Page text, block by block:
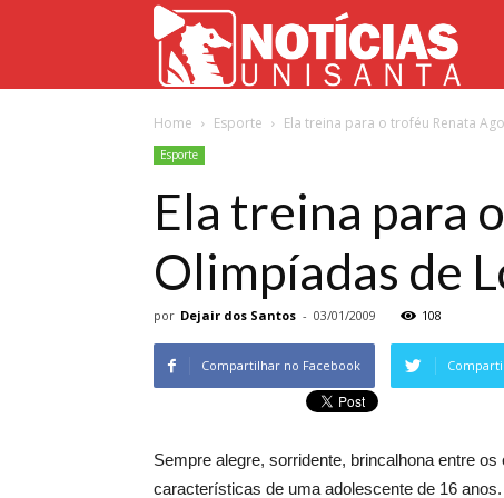
Home Esporte Ela treina para o troféu Renata
Esporte
Ela treina para
Olimpíadas de
por Dejair dos Santos - 03/01/2009 108
Compartilhar no Facebook
Sempre alegre, sorridente, brincalhona entre
características de uma adolescente de 16